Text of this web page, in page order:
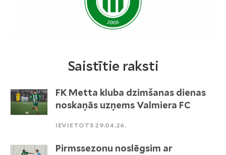
Saistītie raksti
FK Metta kluba dzimšanas dienas
noskaņās uzņems Valmiera FC
IEVIETOTS 29.04.26.
Pirmssezonu noslēgsim ar